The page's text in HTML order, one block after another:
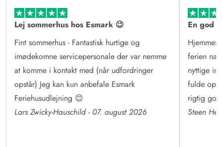
Lej sommerhus hos Esmark 😉
Fint sommerhus - Fantastisk hurtige og
imødekomne servicepersonale der var nemme
at komme i kontakt med (når udfordringer
opstår) Jeg kan kun anbefale Esmark
Feriehusudlejning 😊
Lars Zwicky-Hauschild - 07. august 2026
En god
ferien
nyttige
fulde op
rigtig
Steen